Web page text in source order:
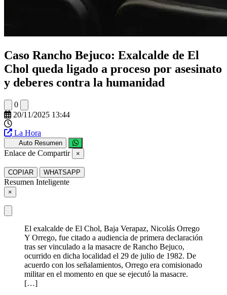
Caso Rancho Bejuco: Exalcalde de El
Chol queda ligado a proceso por asesinato
y deberes contra la humanidad
0
20/11/2025 13:44
La Hora
Auto Resumen
Enlace de Compartir ×
COPIAR WHATSAPP
Resumen Inteligente
×
El exalcalde de El Chol, Baja Verapaz, Nicolás Orrego
Y Orrego, fue citado a audiencia de primera declaración
tras ser vinculado a la masacre de Rancho Bejuco,
ocurrido en dicha localidad el 29 de julio de 1982. De
acuerdo con los señalamientos, Orrego era comisionado
militar en el momento en que se ejecutó la masacre.
[…]